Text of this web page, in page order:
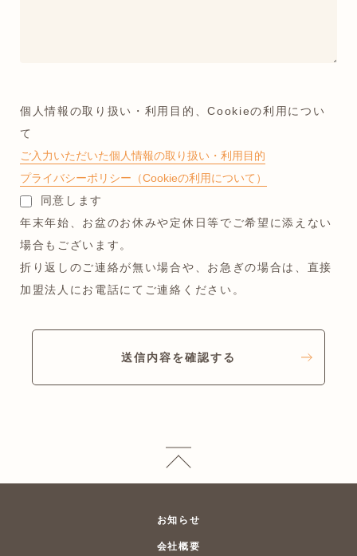
個人情報の取り扱い・利用目的、Cookieの利用につい
て
ご入力いただいた個人情報の取り扱い・利用目的
プライバシーポリシー（Cookieの利用について）
同意します
年末年始、お盆のお休みや定休日等でご希望に添えない
場合もございます。
折り返しのご連絡が無い場合や、お急ぎの場合は、直接
加盟法人にお電話にてご連絡ください。
送信内容を確認する
お知らせ
会社概要